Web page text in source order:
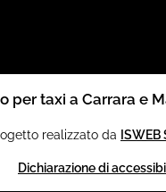
taxi a Carrara e
realizzato da ISWEB
Dichiarazione di